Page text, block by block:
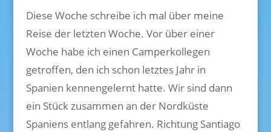
Diese Woche schreibe ich mal über meine
Reise der letzten Woche. Vor über einer
Woche habe ich einen Camperkollegen
getroffen, den ich schon letztes Jahr in
Spanien kennengelernt hatte. Wir sind dann
ein Stück zusammen an der Nordküste
Spaniens entlang gefahren. Richtung Santiago